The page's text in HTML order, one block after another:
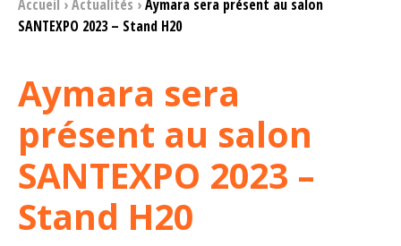
Accueil ›Actualités ›Aymara sera présent au salon
SANTEXPO 2023 – Stand H20
Aymara sera
présent au salon
SANTEXPO 2023 –
Stand H20